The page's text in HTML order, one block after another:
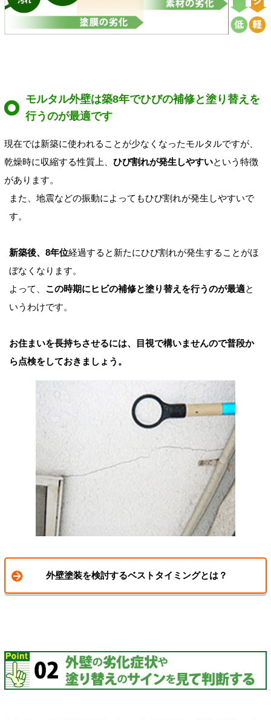
モルタル外壁は築8年でひびの補修と塗り替えを
行うのが最適です
現在では新築に使われることが少なくなったモルタルですが、
乾燥時に収縮する性質上、 ひび割れが発生しやすいという特徴
があります。
また、地震などの振動によってもひび割れが発生しやすいで
す。
新築後、8年位経過すると新たにひび割れが発生することがほ
ぼなくなります。
よって、 この時期にヒビの補修と塗り替えを行うのが最適と
いうわけです。
お住まいを長持ちさせるには、目視で構いませんので普段か
ら点検をしておきましょう。
外壁塗装を検討するベストタイミングとは？